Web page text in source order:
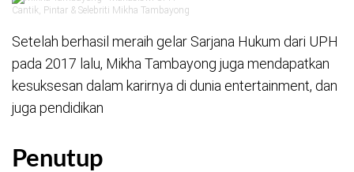
Cantik, Pintar & Selebriti Mikha Tambayong
Setelah berhasil meraih gelar Sarjana Hukum dari UPH
pada 2017 lalu, Mikha Tambayong juga mendapatkan
kesuksesan dalam karirnya di dunia entertainment, dan
juga pendidikan
Penutup